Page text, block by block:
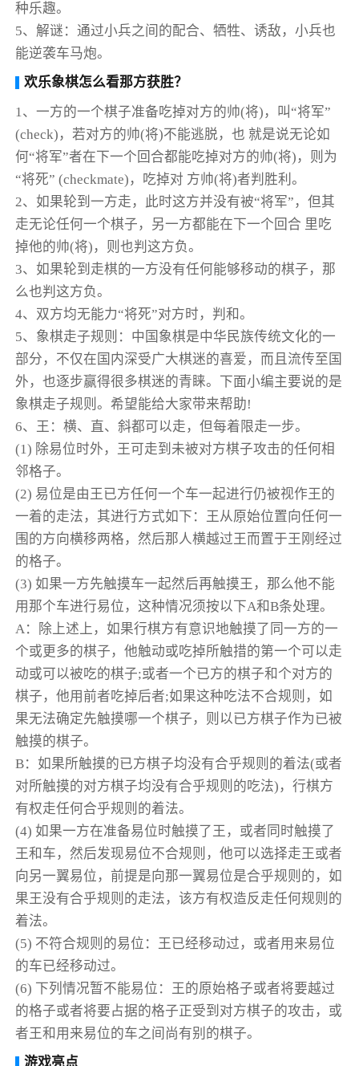
种乐趣。
5、解谜：通过小兵之间的配合、牺牲、诱敌，小兵也
能逆袭车马炮。
欢乐象棋怎么看那方获胜？
1、一方的一个棋子准备吃掉对方的帅(将)，叫“将军”
(check)，若对方的帅(将)不能逃脱，也 就是说无论如
何“将军”者在下一个回合都能吃掉对方的帅(将)，则为
“将死” (checkmate)，吃掉对 方帅(将)者判胜利。
2、如果轮到一方走，此时这方并没有被“将军”，但其
走无论任何一个棋子，另一方都能在下一个回合 里吃
掉他的帅(将)，则也判这方负。
3、如果轮到走棋的一方没有任何能够移动的棋子，那
么也判这方负。
4、双方均无能力“将死”对方时，判和。
5、象棋走子规则：中国象棋是中华民族传统文化的一
部分，不仅在国内深受广大棋迷的喜爱，而且流传至国
外，也逐步赢得很多棋迷的青睐。下面小编主要说的是
象棋走子规则。希望能给大家带来帮助!
6、王：横、直、斜都可以走，但每着限走一步。
(1) 除易位时外，王可走到未被对方棋子攻击的任何相
邻格子。
(2) 易位是由王已方任何一个车一起进行仍被视作王的
一着的走法，其进行方式如下：王从原始位置向任何一
围的方向横移两格，然后那人横越过王而置于王刚经过
的格子。
(3) 如果一方先触摸车一起然后再触摸王，那么他不能
用那个车进行易位，这种情况须按以下A和B条处理。
A：除上述上，如果行棋方有意识地触摸了同一方的一
个或更多的棋子，他触动或吃掉所触措的第一个可以走
动或可以被吃的棋子;或者一个已方的棋子和个对方的
棋子，他用前者吃掉后者;如果这种吃法不合规则，如
果无法确定先触摸哪一个棋子，则以已方棋子作为已被
触摸的棋子。
B：如果所触摸的已方棋子均没有合乎规则的着法(或者
对所触摸的对方棋子均没有合乎规则的吃法)，行棋方
有权走任何合乎规则的着法。
(4) 如果一方在准备易位时触摸了王，或者同时触摸了
王和车，然后发现易位不合规则，他可以选择走王或者
向另一翼易位，前提是向那一翼易位是合乎规则的，如
果王没有合乎规则的走法，该方有权造反走任何规则的
着法。
(5) 不符合规则的易位：王已经移动过，或者用来易位
的车已经移动过。
(6) 下列情况暂不能易位：王的原始格子或者将要越过
的格子或者将要占据的格子正受到对方棋子的攻击，或
者王和用来易位的车之间尚有别的棋子。
游戏亮点